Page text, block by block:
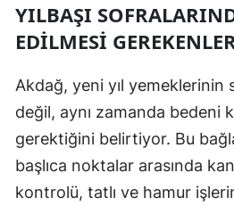
YILBAŞI
EDILMESI
Akdağ, yeni yıl yemeklerinin
değil, aynı zamanda bedeni
gerektiğini belirtiyor. Bu
başlıca noktalar arasında
kontrolü, tatlı ve hamur